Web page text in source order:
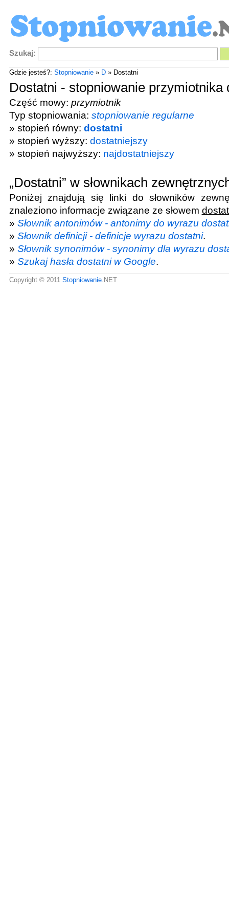
Szukaj:
Gdzie jesteś?: Stopniowanie» D» Dostatni
Dostatni - stopniowanie przymiotnika
Część mowy: przymiotnik
Typ stopniowania: stopniowanie regularne
» stopień równy: dostatni
» stopień wyższy: dostatniejszy
» stopień najwyższy: najdostatniejszy
„Dostatni” w słownikach
Poniżej znajdują się linki do słowników
znaleziono informacje związane ze słowem
» Słownik antonimów - antonimy do wyrazu
» Słownik definicji - definicje wyrazu dostatni.
» Słownik synonimów - synonimy dla wyrazu
» Szukaj hasła dostatni w Google.
Copyright © 2011 Stopniowanie.NET